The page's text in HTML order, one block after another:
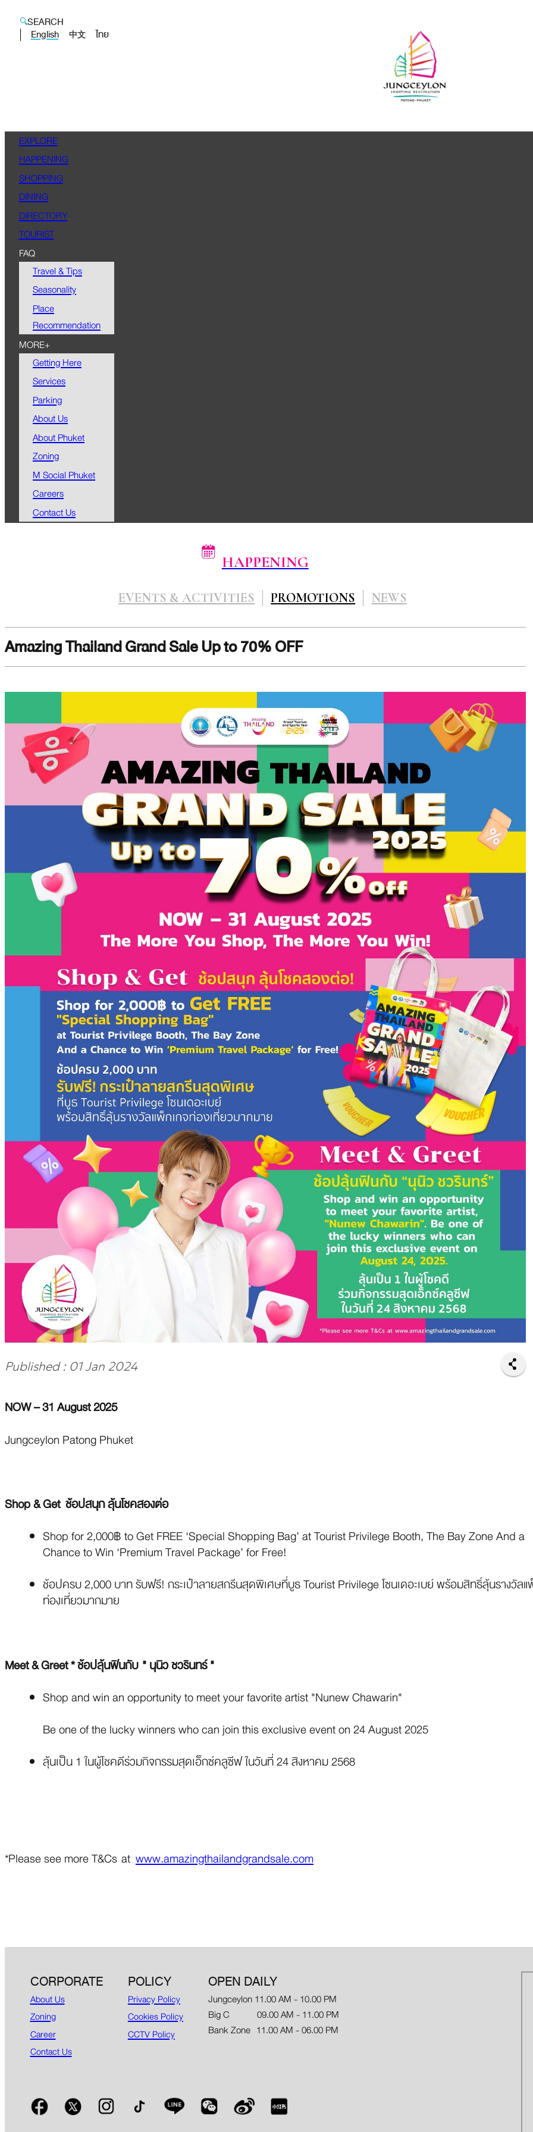
SEARCH
English
中文 ไทย
EXPLORE
HAPPENING
SHOPPING
DINING
DIRECTORY
TOURIST
FAQ
Travel & Tips
Seasonality
Place
Recommendation
MORE+
Getting Here
Services
Parking
About Us
About Phuket
Zoning
M Social Phuket
Careers
Contact Us
HAPPENING
EVENTS & ACTIVITIES PROMOTIONS NEWS
Amazing Thailand Grand Sale Up to 70% OFF
Published : 01 Jan 2024
NOW – 31 August 2025
Jungceylon Patong Phuket
Shop & Get ช้อปสนุก ลุ้นโชคสองต่อ
Shop for 2,000฿ to Get FREE ‘Special Shopping Bag’ at Tourist Privilege Booth, The Bay Zone And a
Chance to Win ‘Premium Travel Package’ for Free!
ช้อปครบ 2,000 บาท รับฟรี! กระเป๋าลายสกรีนสุดพิเศษที่บูธ Tourist Privilege โซนเดอะเบย์ พร้อมสิทธิ์ลุ้นรางวัลแ
ท่องเที่ยวมากมาย
Meet & Greet * ช้อปลุ้นฟินกับ " นุนิว ชวรินทร์ "
Shop and win an opportunity to meet your favorite artist "Nunew Chawarin"
Be one of the lucky winners who can join this exclusive event on 24 August 2025
ลุ้นเป็น 1 ในผู้โชคดีร่วมกิจกรรมสุดเอ็กซ์คลูซีฟ ในวันที่ 24 สิงหาคม 2568
*Please see more T&Cs at www.amazingthailandgrandsale.com
CORPORATE
About Us
Zoning
Career
Contact Us
POLICY
Privacy Policy
Cookies Policy
CCTV Policy
OPEN DAILY
Jungceylon 11.00 AM - 10.00 PM
Big C 09.00 AM - 11.00 PM
Bank Zone 11.00 AM - 06.00 PM